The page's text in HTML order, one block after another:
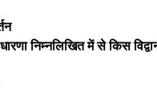
निम्नलिखित में से किस